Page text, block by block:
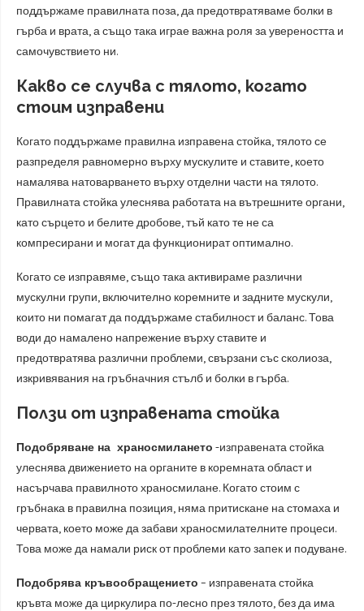
поддържаме правилната поза, да предотвратяваме болки в
гърба и врата, а също така играе важна роля за увереността и
самочувствието ни.
Какво се случва с тялото, когато
стоим изправени
Когато поддържаме правилна изправена стойка, тялото се
разпределя равномерно върху мускулите и ставите, което
намалява натоварването върху отделни части на тялото.
Правилната стойка улеснява работата на вътрешните органи,
като сърцето и белите дробове, тъй като те не са
компресирани и могат да функционират оптимално.
Когато се изправяме, също така активираме различни
мускулни групи, включително коремните и задните мускули,
които ни помагат да поддържаме стабилност и баланс. Това
води до намалено напрежение върху ставите и
предотвратява различни проблеми, свързани със сколиоза,
изкривявания на гръбначния стълб и болки в гърба.
Ползи от изправената стойка
Подобряване на храносмилането -изправената стойка
улеснява движението на органите в коремната област и
насърчава правилното храносмилане. Когато стоим с
гръбнака в правилна позиция, няма притискане на стомаха и
червата, което може да забави храносмилателните процеси.
Това може да намали риск от проблеми като запек и подуване.
Подобрява кръвообращението – изправената стойка
кръвта може да циркулира по-лесно през тялото, без да има